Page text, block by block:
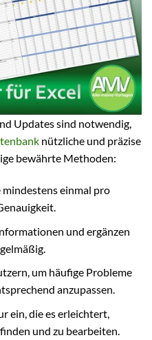
Updates sind notwendig,
nützliche und präzise
bewährte Methoden:
einmal pro
und ergänzen
um häufige Probleme
anzupassen.
ein, die es erleichtert,
und zu bearbeiten.